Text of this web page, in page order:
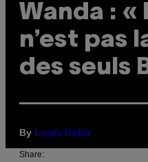
Wanda : «
n’est pas
des seuls
By Louis Dabir
Share: